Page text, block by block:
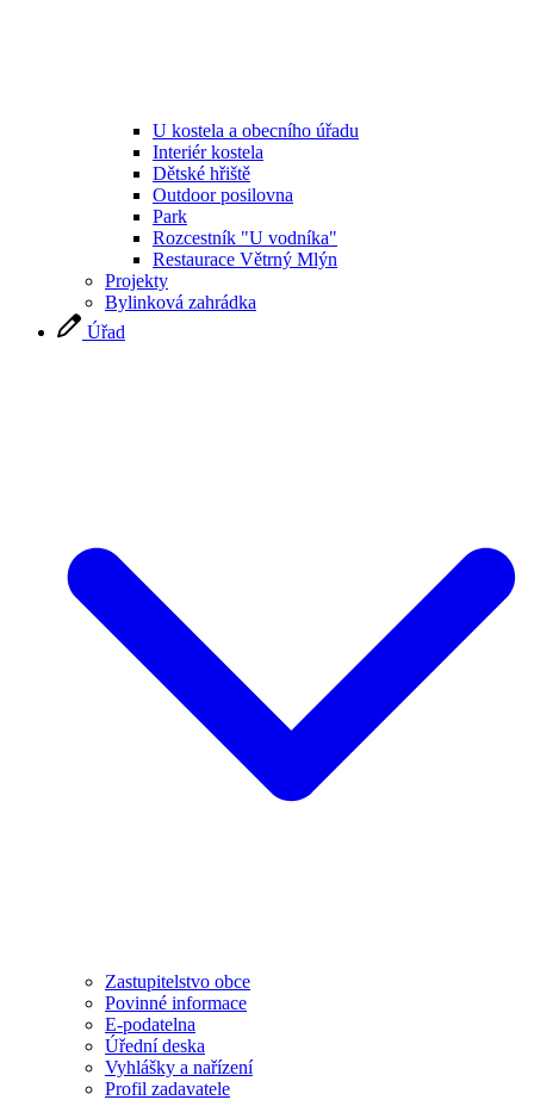
U kostela a obecního úřadu
Interiér kostela
Dětské hřiště
Outdoor posilovna
Park
Rozcestník "U vodníka"
Restaurace Větrný Mlýn
Projekty
Bylinková zahrádka
Úřad
Zastupitelstvo obce
Povinné informace
E-podatelna
Úřední deska
Vyhlášky a nařízení
Profil zadavatele